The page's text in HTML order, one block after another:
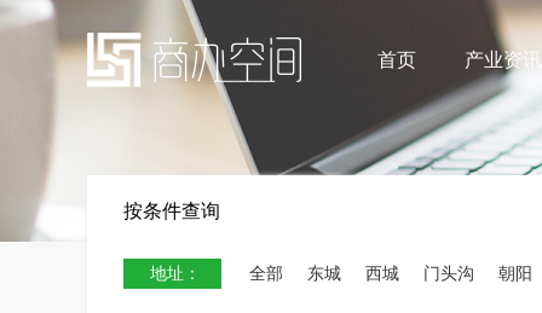
首页 产业资讯
按条件查询
地址： 全部 东城 西城 门头沟 朝阳